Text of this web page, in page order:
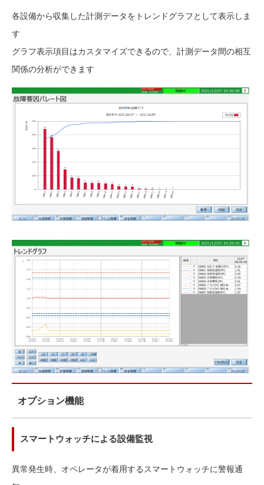
各設備から収集した計測データをトレンドグラフとして表示しま
す
グラフ表示項目はカスタマイズできるので、計測データ間の相互
関係の分析ができます
オプション機能
スマートウォッチによる設備監視
異常発生時、オペレータが着用するスマートウォッチに警報通